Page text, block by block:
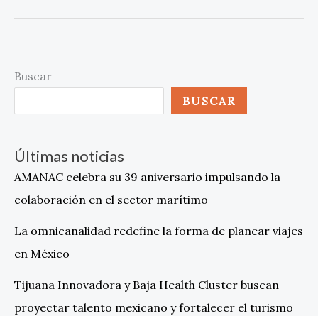
Buscar
BUSCAR
Últimas noticias
AMANAC celebra su 39 aniversario impulsando la
colaboración en el sector marítimo
La omnicanalidad redefine la forma de planear viajes
en México
Tijuana Innovadora y Baja Health Cluster buscan
proyectar talento mexicano y fortalecer el turismo